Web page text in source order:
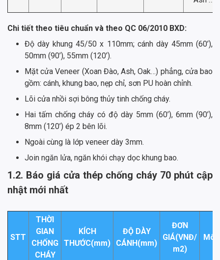
Chi tiết theo tiêu chuẩn và theo QC 06/2010 BXD:
Độ dày khung 45/50 x 110mm; cánh dày 45mm (60’),
50mm (90’), 55mm (120’).
Mặt cửa Veneer (Xoan Đào, Ash, Oak…) phẳng, cửa bao
gồm: cánh, khung bao, nẹp chỉ, sơn PU hoàn chỉnh.
Lõi cửa nhồi sợi bông thủy tinh chống cháy.
Hai tấm chống cháy có độ dày 5mm (60’), 6mm (90’),
8mm (120’) ép 2 bên lõi.
Ngoài cùng là lớp veneer dày 3mm.
Join ngăn lửa, ngăn khói chạy dọc khung bao.
1.2. Báo giá cửa thép chống cháy 70 phút cập
nhật mới nhất
STT
THỜI
GIAN
CHỐNG
CHÁY
KÍCH
THƯỚC(mm)
ĐỘ DÀY
CÁNH(mm)
ĐƠN
GIÁ(VNĐ/
m2)
Mô